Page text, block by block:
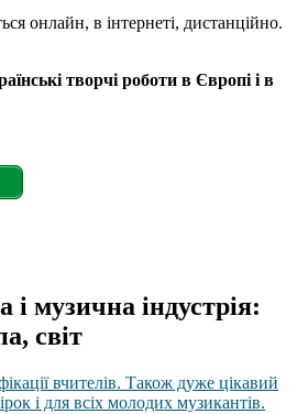
онлайн, в інтернеті, дистанційно.
творчі роботи в Європі і в
і музична індустрія:
світ
вчителів. Також дуже цікавий
і для всіх молодих музикантів.